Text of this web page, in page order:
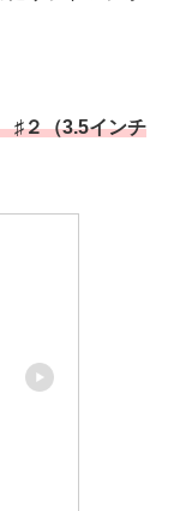
２（3.5インチ